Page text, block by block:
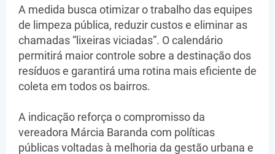
A medida busca otimizar o trabalho das equipes
de limpeza pública, reduzir custos e eliminar as
chamadas “lixeiras viciadas”. O calendário
permitirá maior controle sobre a destinação dos
resíduos e garantirá uma rotina mais eficiente de
coleta em todos os bairros.
A indicação reforça o compromisso da
vereadora Márcia Baranda com políticas
públicas voltadas à melhoria da gestão urbana e